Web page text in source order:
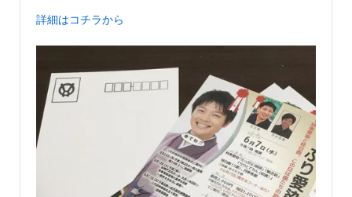
詳細はコチラから